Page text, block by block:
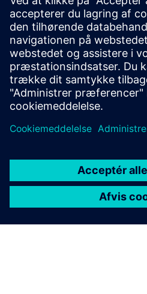
Cybersikkerhed for
mod cybertrusler er det
sikkerhedskoncept. Siemens
kun ét element i et sådant
om industriel sikkerhed, besøg
Læs mere